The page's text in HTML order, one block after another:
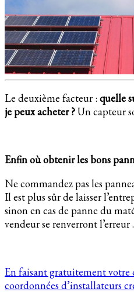
Le deuxième facteur : quelle
je peux acheter ?Un capteur
Enfin où obtenir les bons
Ne commandez pas les
Il est plus sûr de laisser
sinon en cas de panne du
vendeur se renverront l’erreur
En faisant gratuitement votre
coordonnées d’installateurs